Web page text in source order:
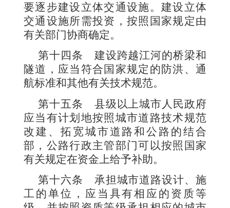
要逐步建设立体交通设施。建设立体
交通设施所需投资，按照国家规定由
有关部门协商确定。
第十四条 建设跨越江河的桥梁和
隧道，应当符合国家规定的防洪、通
航标准和其他有关技术规范。
第十五条 县级以上城市人民政府
应当有计划地按照城市道路技术规范
改建、拓宽城市道路和公路的结合
部，公路行政主管部门可以按照国家
有关规定在资金上给予补助。
第十六条 承担城市道路设计、施
工的单位，应当具有相应的资质等